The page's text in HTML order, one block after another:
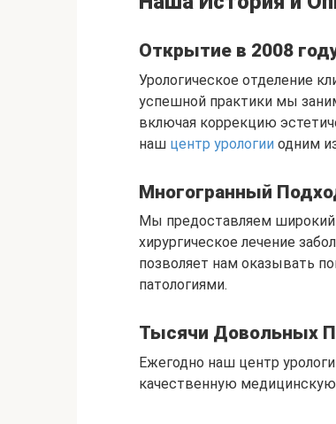
Открытие в 2008
Урологическое отделение
успешной практики мы
включая коррекцию
наш центр урологии одним
Многогранный
Мы предоставляем широкий
хирургическое лечение
позволяет нам оказывать
патологиями.
Тысячи Довольных
Ежегодно наш центр
качественную